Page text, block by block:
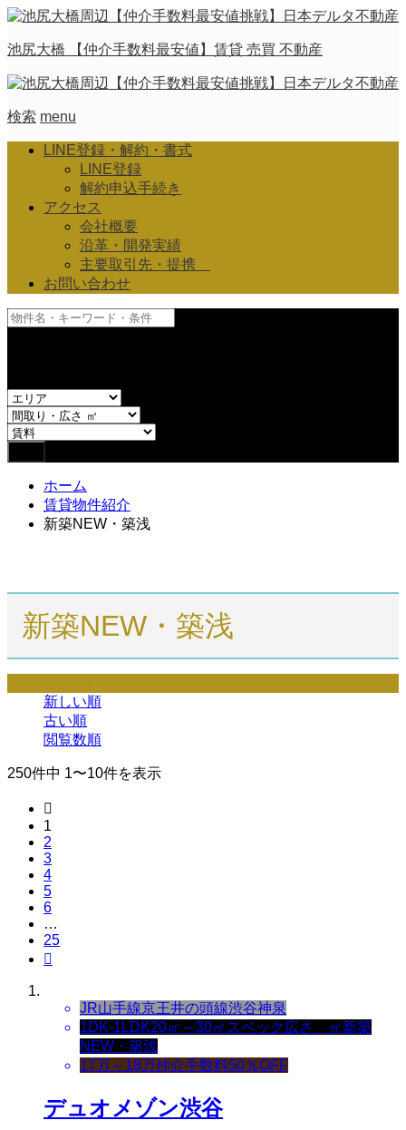
池尻大橋 【仲介手数料最安値】賃貸 売買 不動産
検索 menu
LINE登録・解約・書式
LINE登録
解約申込手続き
アクセス
会社概要
沿革・開発実績
主要取引先・提携
お問い合わせ
ホーム
賃貸物件紹介
新築NEW・築浅
新築NEW・築浅
新しい順
古い順
閲覧数順
250件中 1〜10件を表示

1
2
3
4
5
6
…
25

JR山手線京王井の頭線渋谷神泉
1DK-1LDK20㎡～30㎡ スペック 広さ ㎡新築
NEW・築浅
17万～18万仲介手数料50％OFF
デュオメゾン渋谷